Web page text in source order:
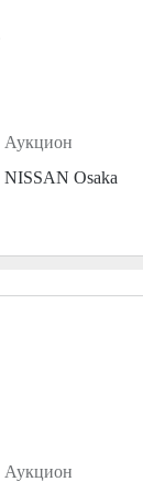
Аукцион
NISSAN Osaka
Аукцион